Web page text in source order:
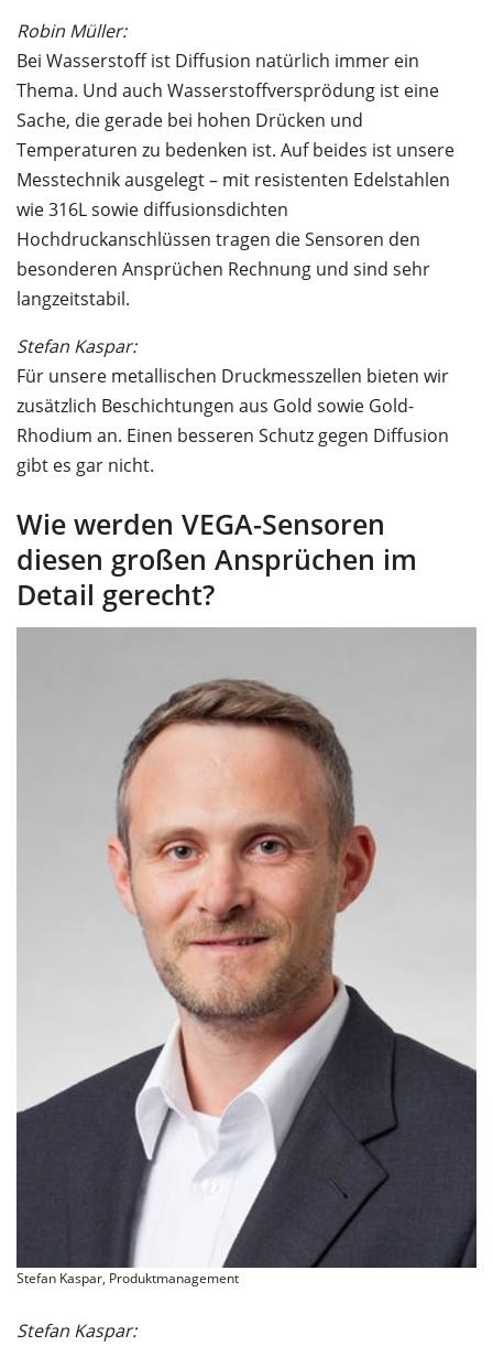
Robin Müller:
Bei Wasserstoff ist Diffusion natürlich immer ein
Thema. Und auch Wasserstoffversprödung ist eine
Sache, die gerade bei hohen Drücken und
Temperaturen zu bedenken ist. Auf beides ist unsere
Messtechnik ausgelegt – mit resistenten Edelstahlen
wie 316L sowie diffusionsdichten
Hochdruckanschlüssen tragen die Sensoren den
besonderen Ansprüchen Rechnung und sind sehr
langzeitstabil.
Stefan Kaspar:
Für unsere metallischen Druckmesszellen bieten wir
zusätzlich Beschichtungen aus Gold sowie Gold-
Rhodium an. Einen besseren Schutz gegen Diffusion
gibt es gar nicht.
Wie werden VEGA-Sensoren
diesen großen Ansprüchen im
Detail gerecht?
Stefan Kaspar, Produktmanagement
Stefan Kaspar: